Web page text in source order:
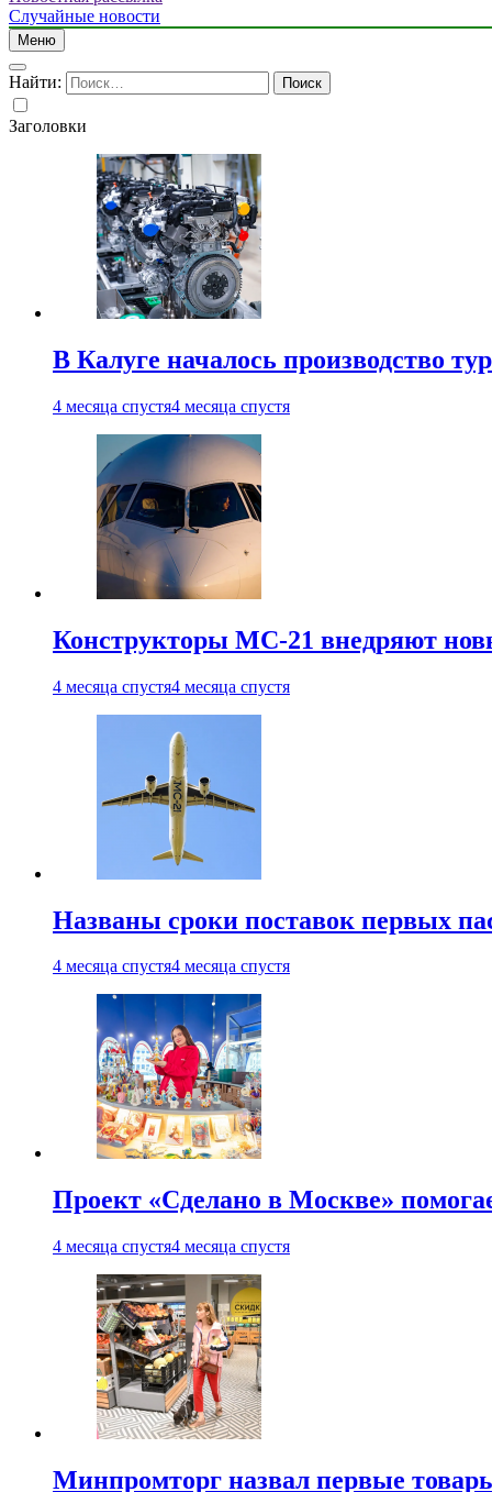
Случайные новости
Меню
Найти:
Заголовки
В Калуге началось производство
4 месяца спустя4 месяца спустя
Конструкторы МС-21 внедряют
4 месяца спустя4 месяца спустя
Названы сроки поставок первых
4 месяца спустя4 месяца спустя
Проект «Сделано в Москве»
4 месяца спустя4 месяца спустя
Минпромторг назвал первые